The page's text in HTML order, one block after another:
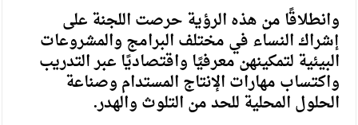
وانطلاقًا من هذه الرؤية حرصت اللجنة على
إشراك النساء في مختلف البرامج والمشروعات
البيئية لتمكينهن معرفيًا واقتصاديًا عبر التدريب
واكتساب مهارات الإنتاج المستدام وصناعة
الحلول المحلية للحد من التلوث والهدر.